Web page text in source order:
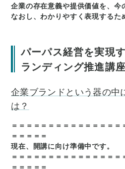
企業の存在意義や提供価値を、今
なおし、わかりやすく表現するた
パーパス経営を実現
ランディング推進講座
企業ブランドという器の中
は？
＝＝＝＝＝＝＝＝＝＝＝＝＝＝＝
＝＝＝＝＝
現在、開講に向け準備中です。
＝＝＝＝＝＝＝＝＝＝＝＝＝＝＝
＝＝＝＝＝